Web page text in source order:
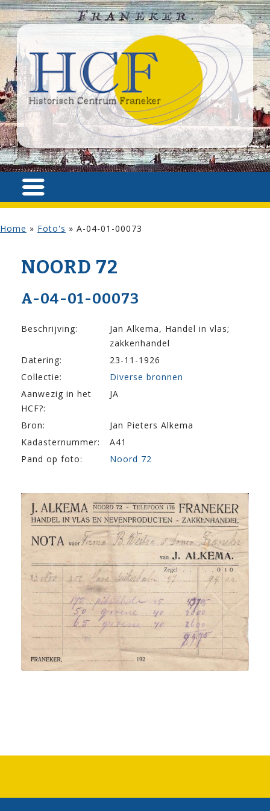
Home » Foto's » A-04-01-00073
NOORD 72
A-04-01-00073
Beschrijving:
Jan Alkema, Handel in vlas;
zakkenhandel
Datering:
23-11-1926
Collectie:
Diverse bronnen
Aanwezig in het
HCF?:
JA
Bron:
Jan Pieters Alkema
Kadasternummer:
A41
Pand op foto:
Noord 72